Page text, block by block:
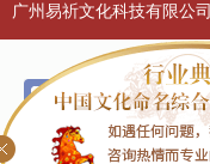
广州易祈文化科技有限公司
个名服务
改名服务
商标命名